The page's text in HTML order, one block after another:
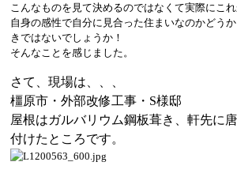
こんなものを見て決めるのではなくて実際にこ
自身の感性で自分に見合った住まいなのかどう
きではないでしょうか！
そんなことを感じました。
さて、現場は、、、
橿原市・外部改修工事・S様邸
屋根はガルバリウム鋼板葺き、軒先に
付けたところです。